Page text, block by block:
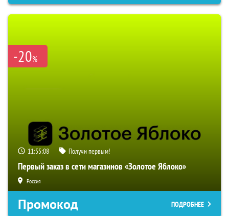
-20%
11:55:07 Получи первым!
Первый заказ в сети магазинов «Золотое Яблоко»
Россия
Промокод ПОДРОБНЕЕ